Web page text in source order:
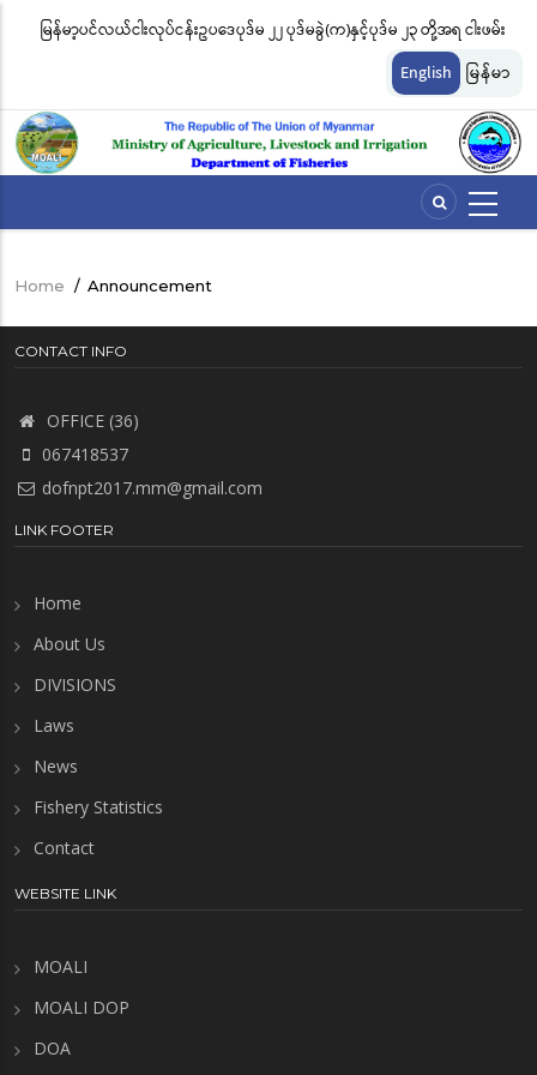
မြန်မာ့ပင်လယ်ငါးလုပ်ငန်းဥပဒေပုဒ်မ ၂၂ ပုဒ်မခွဲ(က)နှင့်ပုဒ်မ ၂၃ တို့အရ ငါးဖမ်း
ကိရိယာအမျိုးအစားအလိုက် လိုင်စင်ခနှုန်းထားများကို အောက်ပါအတိုင်း
English မြန်မာ
Breadcrumb
Home / Announcement
CONTACT INFO
OFFICE (36)
067418537
dofnpt2017.mm@gmail.com
LINK FOOTER
Home
About Us
DIVISIONS
Laws
News
Fishery Statistics
Contact
WEBSITE LINK
MOALI
MOALI DOP
DOA